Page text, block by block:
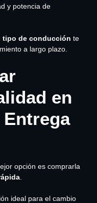
y potencia de
tipo de conducción te
a largo plazo.
en
opción es comprarla
.
ideal para el cambio